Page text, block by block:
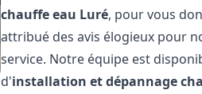
chauffe eau Luré, pour vous
attribué des avis élogieux pour
service. Notre équipe est
d'installation et dépannage